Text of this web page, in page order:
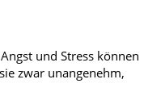
und Stress können
zwar unangenehm,